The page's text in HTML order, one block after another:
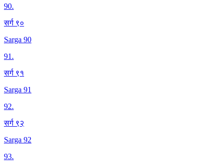
90.
सर्ग ९०
Sarga 90
91.
सर्ग ९१
Sarga 91
92.
सर्ग ९२
Sarga 92
93.